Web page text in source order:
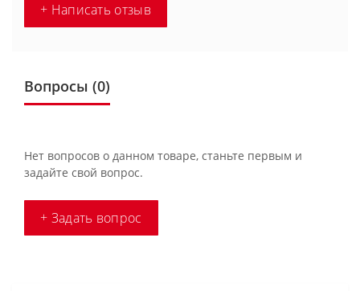
+ Написать отзыв
Вопросы (0)
Нет вопросов о данном товаре, станьте первым и
задайте свой вопрос.
+ Задать вопрос